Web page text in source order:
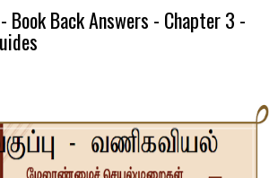
Book Back Answers - Chapter 3 -